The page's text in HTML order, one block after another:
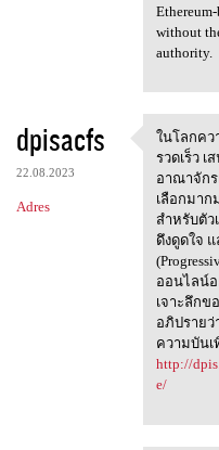
without
authority.
dpisacfs
22.08.2023
Adres
ในโลก
ในโลกคว
รวดเร็ว
อาณาจักร
เลือกมาก
สำหรับตัว
ดึงดูดใจ
ออนไลน์
เจาะลึกข
อภิปราย
ความบันเ
http://
e/